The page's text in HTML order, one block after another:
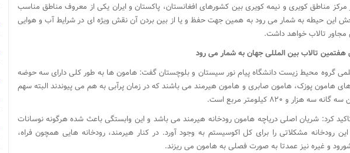
مرکز مناطق کویری و نیمه کویری بین کشورهای افغانستان، پاکستان و ایران یکی از معروف مناطق مناسب
این حیطه به شمار می رود به همین جهت حفظ و یا از بین بردن آن نقش ویژه ای در شرایط آب و هوایی
تالاب خواهد داشت.
هفتمین تالاب بین المللی جهان به شمار می رود
گروه محیط زیست دانشگاه پیام نور سیستان و بلوچستان گفت: هامون ها به طور کلی دارای سه حوضه
هامون پوزک، هامون صابری و هامون هیرمند می باشند که در زمان پرآبی به هم می پیوندند البته سهم
سه هزار و ۸۲۰ کیلومتر مربع است.
کرد: شریان اصلی دریاچه هامون رودخانه هیرمند می باشد و این وابستگی باعث شده هرگونه نوسانات
رودخانه مشکلاتی را برای کل اکوسیستم به وجود آورد. در کنار هیرمند، رودخانه هایی همچون فراه،
و غیره نیز عمدتا به صورت فصلی به هامون می ریزند.